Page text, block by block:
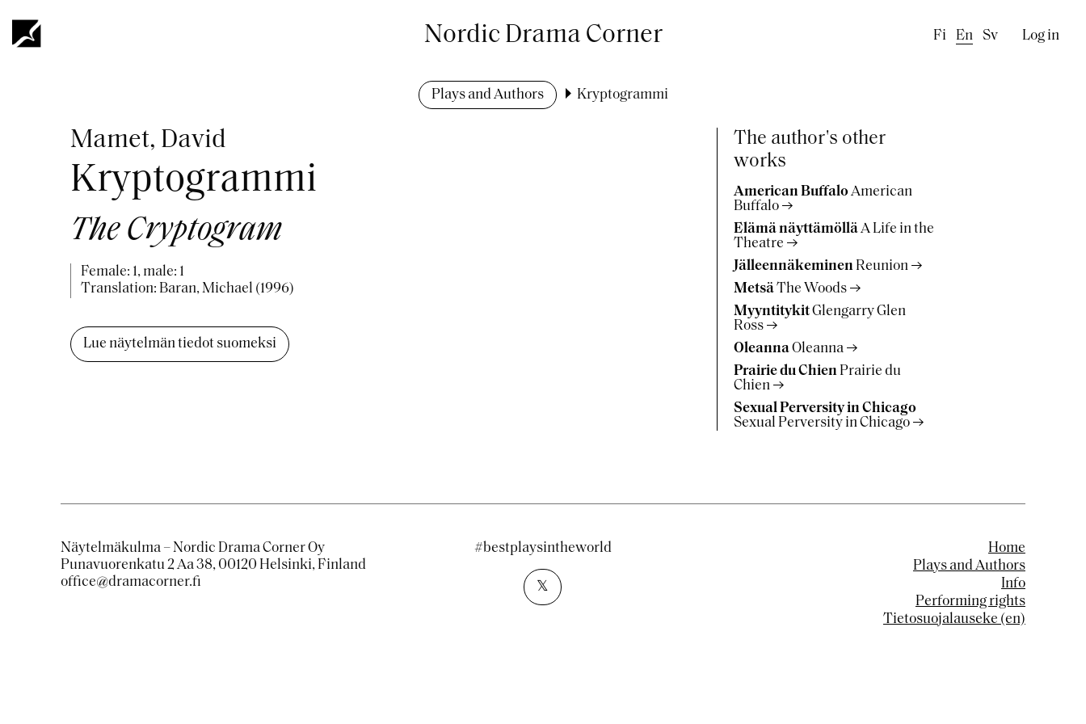
main
Nordic Drama Corner Fi En Sv Log in
Plays and Authors Kryptogrammi
Mamet, David
Kryptogrammi
The Cryptogram
Female: 1, male: 1
Translation: Baran, Michael (1996)
Lue näytelmän tiedot suomeksi
The author's other
works
American BuffaloAmerican
Buffalo
Elämä näyttämölläA Life in the
Theatre
Jälleennäkeminen Reunion
MetsäThe Woods
MyyntitykitGlengarry Glen
Ross
OleannaOleanna
Prairie du Chien Prairie du
Chien
Sexual Perversity in Chicago
Sexual Perversity in Chicago
Näytelmäkulma – Nordic Drama Corner Oy
Punavuorenkatu 2 Aa 38, 00120 Helsinki, Finland
office@dramacorner.fi
Home
Plays and Authors
Info
Performing rights
Tietosuojalauseke (en)
#bestplaysintheworld
𝕏